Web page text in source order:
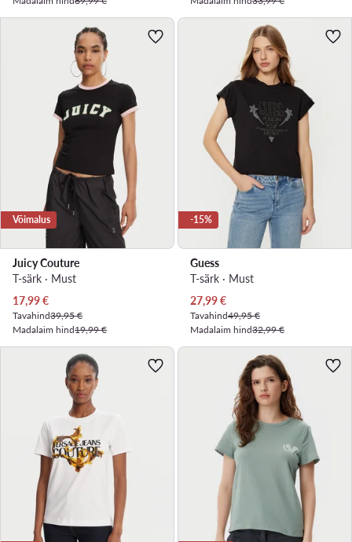
Võimalus
Juicy Couture
T-särk · Must
Praegune hind
17,99€
Tavahind39,95 €
Madalaim hind19,99 €
-15%
Guess
T-särk · Must
Praegune hind
27,99€
Tavahind49,95 €
Madalaim hind32,99 €